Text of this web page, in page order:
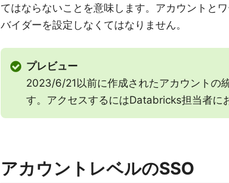
てはならないことを意味します。アカウントと
バイダーを設定しなくてはなりません。
プレビュー
2023/6/21以前に作成されたアカウントの
す。アクセスするにはDatabricks担当者に
アカウントレベルのSSO